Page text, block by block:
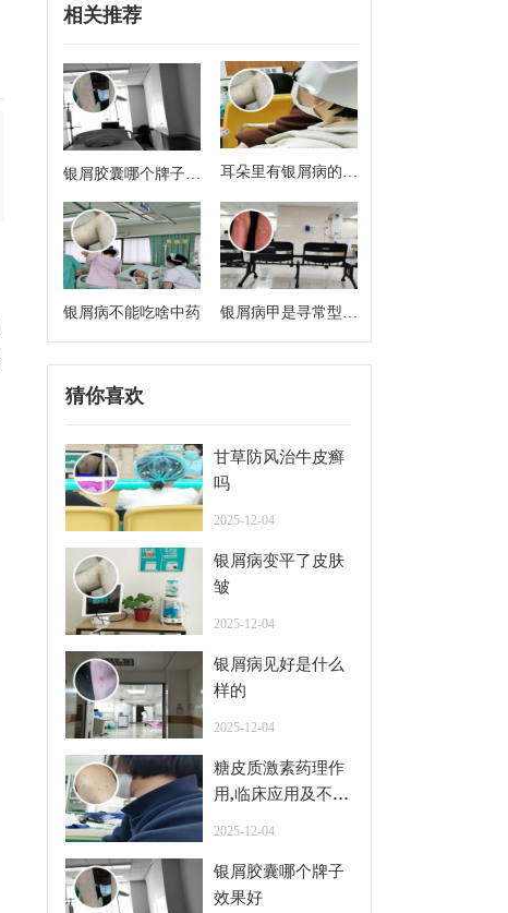
相关推荐
银屑胶囊哪个牌子效
果好
耳朵里有银屑病的症
银屑病不能吃啥中药
银屑病甲是寻常型牛
皮癣么
猜你喜欢
甘草防风治牛皮癣
吗
2025-12-04
银屑病变平了皮肤
皱
2025-12-04
银屑病见好是什么
样的
2025-12-04
糖皮质激素药理作
用,临床应用及不良
2025-12-04
银屑胶囊哪个牌子
效果好